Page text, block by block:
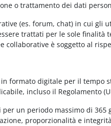
o trattamento dei dati
(es. forum, chat) in cui
trattati per le sole
è soggetto al
formato digitale per il tempo
incluso il Regolamento
un periodo massimo di
proporzionalità e